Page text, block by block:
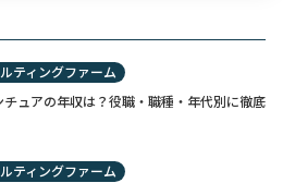
ティングファーム
チュアの年収は？役職・職種・年代別に徹底
ティングファーム